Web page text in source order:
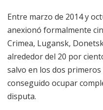
Entre marzo de 2014 y
anexionó formalmente
Crimea, Lugansk,
alrededor del 20 por
salvo en los dos
conseguido ocupar
disputa.